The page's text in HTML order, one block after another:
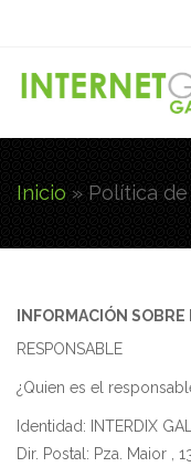
Inicio » Política
INFORMACIÓN
RESPONSABLE
¿Quien es el
Identidad: INTERDIX
Dir. Postal: Pza. Maior ,